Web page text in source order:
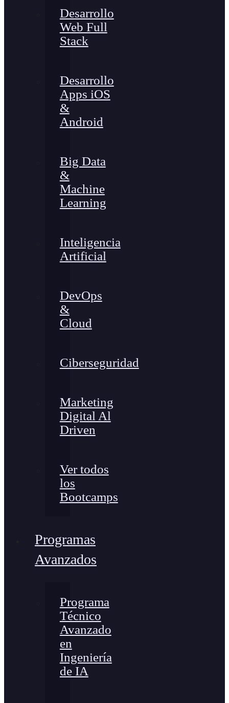
Desarrollo
Web Full
Stack
Desarrollo
Apps iOS
&
Android
Big Data
&
Machine
Learning
Inteligencia
Artificial
DevOps
&
Cloud
Ciberseguridad
Marketing
Digital Al
Driven
Ver todos
los
Bootcamps
Programas
Avanzados
Programa
Técnico
Avanzado
en
Ingeniería
de IA